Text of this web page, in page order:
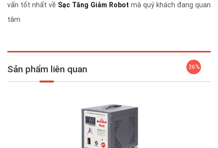
vấn tốt nhất về Sạc Tăng Giảm Robot mà quý khách đang quan
tâm
Sản phẩm liên quan 36%